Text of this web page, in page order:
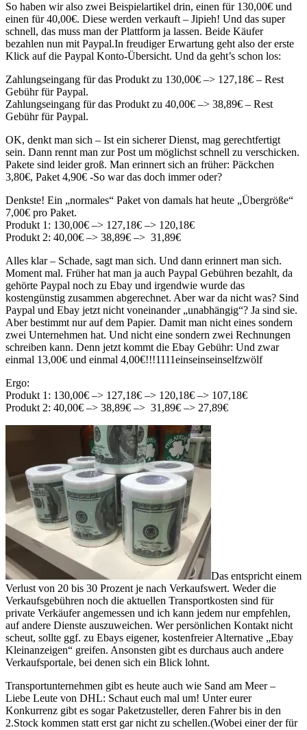
So haben wir also zwei Beispielartikel drin, einen für 130,00€ und
einen für 40,00€. Diese werden verkauft – Jipieh! Und das super
schnell, das muss man der Plattform ja lassen. Beide Käufer
bezahlen nun mit Paypal.In freudiger Erwartung geht also der erste
Klick auf die Paypal Konto-Übersicht. Und da geht’s schon los:
Zahlungseingang für das Produkt zu 130,00€ –> 127,18€ – Rest
Gebühr für Paypal.
Zahlungseingang für das Produkt zu 40,00€ –> 38,89€ – Rest
Gebühr für Paypal.
OK, denkt man sich – Ist ein sicherer Dienst, mag gerechtfertigt
sein. Dann rennt man zur Post um möglichst schnell zu verschicken.
Pakete sind leider groß. Man erinnert sich an früher: Päckchen
3,80€, Paket 4,90€ -So war das doch immer oder?
Denkste! Ein „normales“ Paket von damals hat heute „Übergröße“
7,00€ pro Paket.
Produkt 1: 130,00€ –> 127,18€ –> 120,18€
Produkt 2: 40,00€ –> 38,89€ –> 31,89€
Alles klar – Schade, sagt man sich. Und dann erinnert man sich.
Moment mal. Früher hat man ja auch Paypal Gebühren bezahlt, da
gehörte Paypal noch zu Ebay und irgendwie wurde das
kostengünstig zusammen abgerechnet. Aber war da nicht was? Sind
Paypal und Ebay jetzt nicht voneinander „unabhängig“? Ja sind sie.
Aber bestimmt nur auf dem Papier. Damit man nicht eines sondern
zwei Unternehmen hat. Und nicht eine sondern zwei Rechnungen
schreiben kann. Denn jetzt kommt die Ebay Gebühr: Und zwar
einmal 13,00€ und einmal 4,00€!!!1111einseinseinselfzwölf
Ergo:
Produkt 1: 130,00€ –> 127,18€ –> 120,18€ –> 107,18€
Produkt 2: 40,00€ –> 38,89€ –> 31,89€ –> 27,89€
Das entspricht einem
Verlust von 20 bis 30 Prozent je nach Verkaufswert. Weder die
Verkaufsgebühren noch die aktuellen Transportkosten sind für
private Verkäufer angemessen und ich kann jedem nur empfehlen,
auf andere Dienste auszuweichen. Wer persönlichen Kontakt nicht
scheut, sollte ggf. zu Ebays eigener, kostenfreier Alternative „Ebay
Kleinanzeigen“ greifen. Ansonsten gibt es durchaus auch andere
Verkaufsportale, bei denen sich ein Blick lohnt.
Transportunternehmen gibt es heute auch wie Sand am Meer –
Liebe Leute von DHL: Schaut euch mal um! Unter eurer
Konkurrenz gibt es sogar Paketzusteller, deren Fahrer bis in den
2.Stock kommen statt erst gar nicht zu schellen.(Wobei einer der für